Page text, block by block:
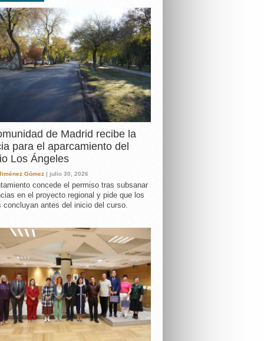
de Madrid recibe la
para el aparcamiento del
Los Ángeles
Gómez | julio 30, 2026
concede el permiso tras subsanar
en el proyecto regional y pide que los
concluyan antes del inicio del curso.